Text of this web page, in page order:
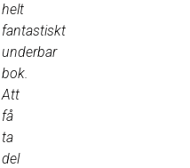
helt
fantastiskt
underbar
bok.
Att
få
ta
del